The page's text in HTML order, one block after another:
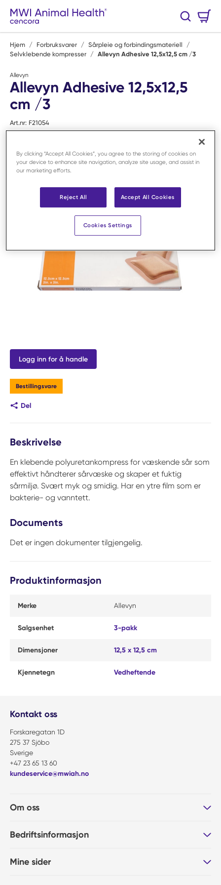
Hopp til hovedinnhold
Søk
Hjem / Forbruksvarer / Sårpleie og forbindingsmateriell
/
Selvklebende kompresser / Allevyn Adhesive 12,5x12,5 cm /3
Allevyn
Allevyn Adhesive 12,5x12,5
cm /3
Art.nr: F21054
Logg inn for å handle
Bestillingsvare
Del
Beskrivelse
En klebende polyuretankompress for væskende sår som
effektivt håndterer sårvæske og skaper et fuktig
sårmiljø. Svært myk og smidig. Har en ytre film som er
bakterie- og vanntett.
Documents
Det er ingen dokumenter tilgjengelig.
Produktinformasjon
Merke Allevyn
Salgsenhet 3-pakk
Dimensjoner 12,5 x 12,5 cm
Kjennetegn Vedheftende
Kontakt oss
Forskaregatan 1D
275 37 Sjöbo
Sverige
+47 23 65 13 60
kundeservice@mwiah.no
Om oss
Bedriftsinformasjon
Mine sider
By clicking “Accept All Cookies”, you agree to the storing of cookies on
your device to enhance site navigation, analyze site usage, and assist in
our marketing efforts.
Reject All Accept All Cookies
Cookies Settings